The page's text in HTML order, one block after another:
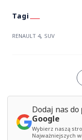
RENAULT 4, SUV
Dodaj nas do
Google
Wybierz naszą
Najważniejszych